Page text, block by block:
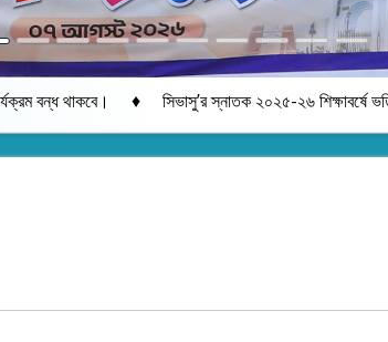
সিভাসু’র স্নাতক ২০২৫-২৬ শিক্ষাবর্ষে ভর্তিকৃত সকল